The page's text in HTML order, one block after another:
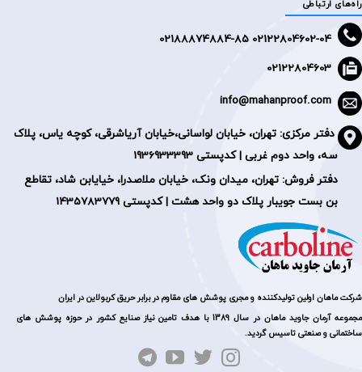
شرکت ماهان اولین تولیدکننده و مجری پوشش های مقاوم در برابر حریق کربولاین در ایران
مجموعه آرمان جاوید ماهان در سال 1389 با هدف تامین نیاز صنایع کشور در حوزه پوشش های
ساختمانی و صنعتی تاسیس گردید.
راه‌های ارتباطی
02122804602-04 0
2188874884-85
02122804603
دفتر مرکزی: تهران، خیابان لواسانی،خیابان آریاشرقی، کوچه یاس، پلاک
سه، واحد دوم غربی | کدپستی 1936933393
دفتر فروش: تهران، میدان ونک، خیابان ملاصدرا، خیایابن شاد، تقاطع
بن بست جویبار پلاک دو واحد هشت | کدپستی 1435783779